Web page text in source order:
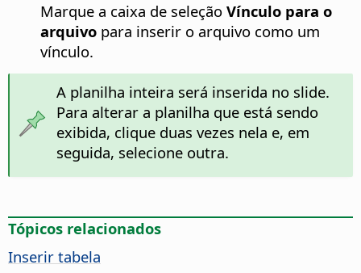
Marque a caixa de seleção Vínculo para o
arquivo para inserir o arquivo como um
vínculo.
A planilha inteira será inserida no slide.
Para alterar a planilha que está sendo
exibida, clique duas vezes nela e, em
seguida, selecione outra.
Tópicos relacionados
Inserir tabela